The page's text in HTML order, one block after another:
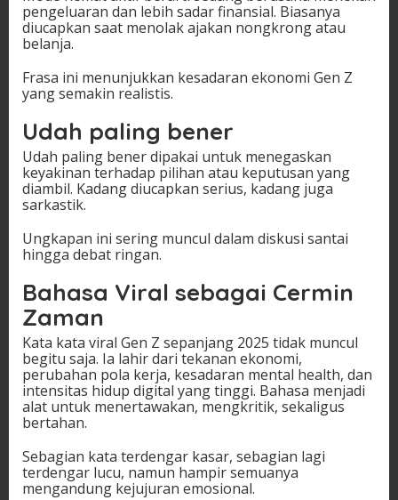
pengeluaran dan lebih sadar finansial. Biasanya
diucapkan saat menolak ajakan nongkrong atau
belanja.
Frasa ini menunjukkan kesadaran ekonomi Gen Z
yang semakin realistis.
Udah paling bener
Udah paling bener dipakai untuk menegaskan
keyakinan terhadap pilihan atau keputusan yang
diambil. Kadang diucapkan serius, kadang juga
sarkastik.
Ungkapan ini sering muncul dalam diskusi santai
hingga debat ringan.
Bahasa Viral sebagai Cermin
Zaman
Kata kata viral Gen Z sepanjang 2025 tidak muncul
begitu saja. Ia lahir dari tekanan ekonomi,
perubahan pola kerja, kesadaran mental health, dan
intensitas hidup digital yang tinggi. Bahasa menjadi
alat untuk menertawakan, mengkritik, sekaligus
bertahan.
Sebagian kata terdengar kasar, sebagian lagi
terdengar lucu, namun hampir semuanya
mengandung kejujuran emosional.